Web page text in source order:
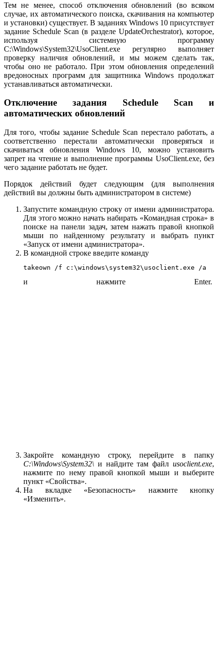
Тем не менее, способ отключения обновлений (во всяком
случае, их автоматического поиска, скачивания на компьютер
и установки) существует. В заданиях Windows 10 присутствует
задание Schedule Scan (в разделе UpdateOrchestrator), которое,
используя системную программу
C:\Windows\System32\UsoClient.exe регулярно выполняет
проверку наличия обновлений, и мы можем сделать так,
чтобы оно не работало. При этом обновления определений
вредоносных программ для защитника Windows продолжат
устанавливаться автоматически.
Отключение задания Schedule Scan и
автоматических обновлений
Для того, чтобы задание Schedule Scan перестало работать, а
соответственно перестали автоматически проверяться и
скачиваться обновления Windows 10, можно установить
запрет на чтение и выполнение программы UsoClient.exe, без
чего задание работать не будет.
Порядок действий будет следующим (для выполнения
действий вы должны быть администратором в системе)
Запустите командную строку от имени администратора.
Для этого можно начать набирать «Командная строка» в
поиске на панели задач, затем нажать правой кнопкой
мыши по найденному результату и выбрать пункт
«Запуск от имени администратора».
В командной строке введите команду
takeown /f c:\windows\system32\usoclient.exe /a
и нажмите Enter.
Закройте командную строку, перейдите в папку
C:\Windows\System32\ и найдите там файл usoclient.exe,
нажмите по нему правой кнопкой мыши и выберите
пункт «Свойства».
На вкладке «Безопасность» нажмите кнопку
«Изменить».